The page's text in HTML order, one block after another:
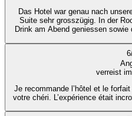
Das Hotel war genau nach
Suite sehr grosszügig. In der
Drink am Abend geniessen
6
verreist
Je recommande l’hôtel et le
votre chéri. L’expérience était